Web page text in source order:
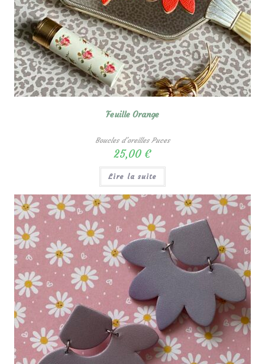
Feuille Orange
Boucles d'oreilles Puces
25,00 €
Lire la suite